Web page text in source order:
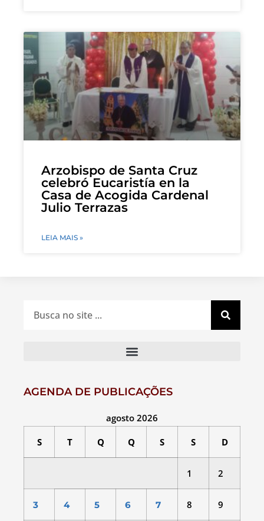
Arzobispo de Santa Cruz
celebró Eucaristía en la
Casa de Acogida Cardenal
Julio Terrazas
LEIA MAIS »
AGENDA DE PUBLICAÇÕES
agosto 2026
S T Q Q S S D
1 2
3 4 5 6 7 8 9